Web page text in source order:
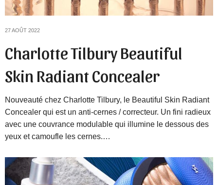
27 AOÛT 2022
Charlotte Tilbury Beautiful
Skin Radiant Concealer
Nouveauté chez Charlotte Tilbury, le Beautiful Skin Radiant
Concealer qui est un anti-cernes / correcteur. Un fini radieux
avec une couvrance modulable qui illumine le dessous des
yeux et camoufle les cernes.…